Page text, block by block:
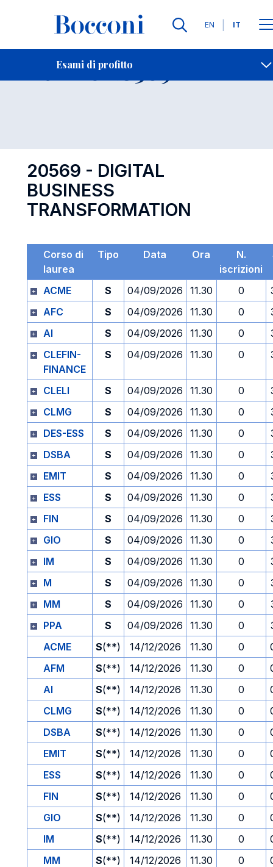
Lingue
EN IT
Esami di profitto
Contatti
Esame 20569 Open
20569 - DIGITAL
BUSINESS
TRANSFORMATION
Corso di
laurea
Tipo Data Ora
N.
iscrizioni
ACME
S 04/09/2026 11.30 0
AFC
S 04/09/2026 11.30 0
AI
S 04/09/2026 11.30 0
CLEFIN-
FINANCE
S 04/09/2026 11.30 0
CLELI S 04/09/2026 11.30 0
CLMG
S 04/09/2026 11.30 0
DES-ESS
S 04/09/2026 11.30 0
DSBA
S 04/09/2026 11.30 0
EMIT
S 04/09/2026 11.30 0
ESS
S 04/09/2026 11.30 0
FIN
S 04/09/2026 11.30 0
GIO
S 04/09/2026 11.30 0
IM
S 04/09/2026 11.30 0
M
S 04/09/2026 11.30 0
MM
S 04/09/2026 11.30 0
PPA
S 04/09/2026 11.30 0
ACME
S(**) 14/12/2026 11.30 0
AFM
S(**) 14/12/2026 11.30 0
AI
S(**) 14/12/2026 11.30 0
CLMG
S(**) 14/12/2026 11.30 0
DSBA
S(**) 14/12/2026 11.30 0
EMIT
S(**) 14/12/2026 11.30 0
ESS
S(**) 14/12/2026 11.30 0
FIN
S(**) 14/12/2026 11.30 0
GIO
S(**) 14/12/2026 11.30 0
IM
S(**) 14/12/2026 11.30 0
MM
S(**) 14/12/2026 11.30 0